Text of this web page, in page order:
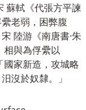
蘇軾《代張方平諫
老弱，困弊腹
陸游《南唐書·朱
相與為俘纍以
家新造，攻城略
沒於奴隸。」